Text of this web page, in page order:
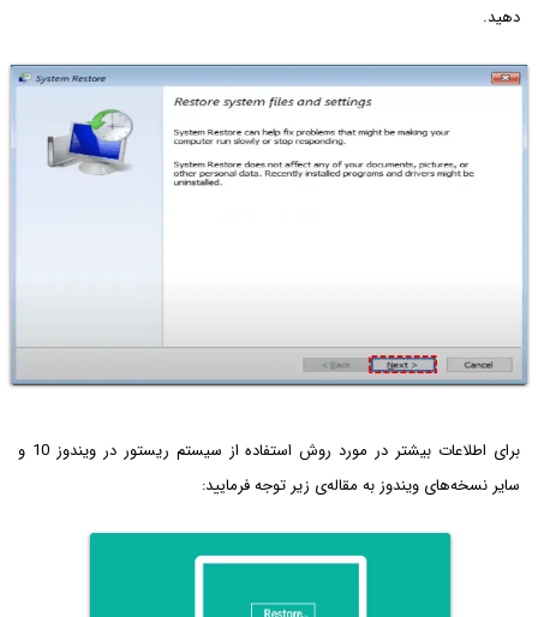
دهید.
برای اطلاعات بیشتر در مورد روش استفاده از سیستم ریستور در ویندوز 10 و
سایر نسخه‌های ویندوز به مقاله‌ی زیر توجه فرمایید: